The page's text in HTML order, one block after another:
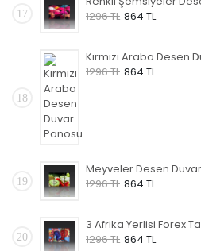
17
1296 TL 864 TL
18
1296 TL 864 TL
19
1296 TL 864 TL
20
1296 TL 864 TL